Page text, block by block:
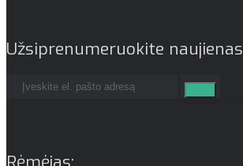
Užsiprenumeruokite naujienas